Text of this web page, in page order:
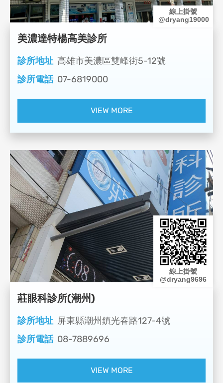
美濃達特楊高美診所
診所地址 高雄市美濃區雙峰街5-12號
診所電話 07-6819000
VIEW MORE
線上掛號
@dryang19000
莊眼科診所(潮州)
診所地址 屏東縣潮州鎮光春路127-4號
診所電話 08-7889696
VIEW MORE
線上掛號
@dryang9696